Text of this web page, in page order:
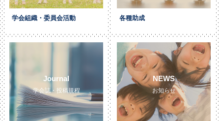
学会組織・委員会活動 各種助成
Journal
学会誌・投稿規程
NEWS
お知らせ